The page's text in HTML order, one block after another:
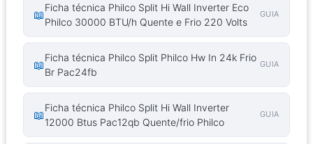
📖
Ficha técnica Philco Split Hi Wall Inverter Eco
Philco 30000 BTU/h Quente e Frio 220 Volts
GUIA
📖
Ficha técnica Philco Split Philco Hw In 24k Frio
Br Pac24fb
GUIA
📖
Ficha técnica Philco Split Hi Wall Inverter
12000 Btus Pac12qb Quente/frio Philco
GUIA